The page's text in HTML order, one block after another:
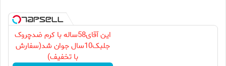
این آقای58ساله با کرم ضدچروک
جلبک10سال جوان شد(سفارش
با تخفیف)